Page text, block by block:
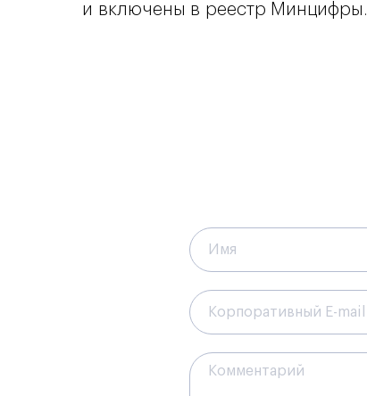
и включены в реестр Минцифры.